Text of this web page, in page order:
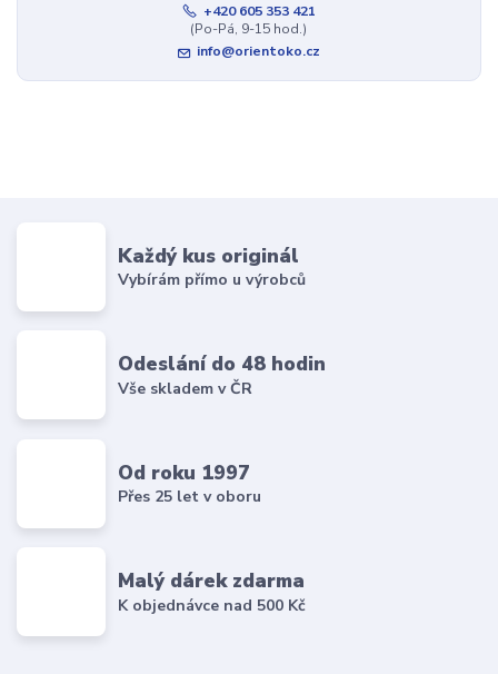
+420 605 353 421
(Po-Pá, 9-15 hod.)
info@orientoko.cz
Každý kus originál
Vybírám přímo u výrobců
Odeslání do 48 hodin
Vše skladem v ČR
Od roku 1997
Přes 25 let v oboru
Malý dárek zdarma
K objednávce nad 500 Kč